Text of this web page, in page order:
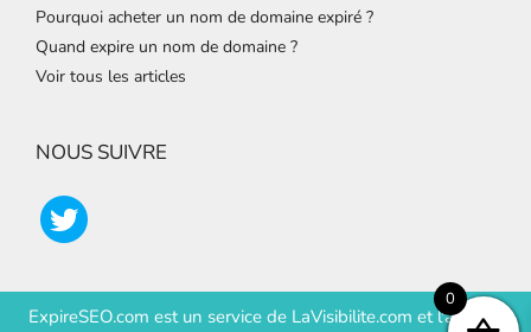
Pourquoi acheter un nom de domaine expiré ?
Quand expire un nom de domaine ?
Voir tous les articles
NOUS SUIVRE
ExpireSEO.com est un service de LaVisibilite.com etl'agence
0